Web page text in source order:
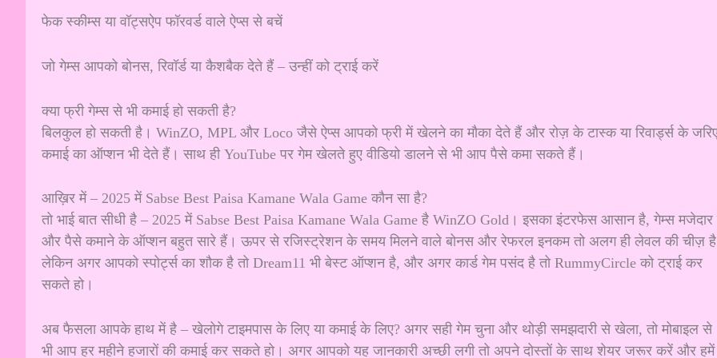
फेक स्कीम्स या वॉट्सऐप फॉरवर्ड वाले ऐप्स से बचें
जो गेम्स आपको बोनस, रिवॉर्ड या कैशबैक देते हैं – उन्हीं को ट्राई करें
क्या फ्री गेम्स से भी कमाई हो सकती है?
बिलकुल हो सकती है। WinZO, MPL और Loco जैसे ऐप्स आपको फ्री में खेलने का मौका देते हैं और रोज़ के टास्क या रिवार्ड्स के
कमाई का ऑप्शन भी देते हैं। साथ ही YouTube पर गेम खेलते हुए वीडियो डालने से भी आप पैसे कमा सकते हैं।
आख़िर में – 2025 में Sabse Best Paisa Kamane Wala Game कौन सा है?
तो भाई बात सीधी है – 2025 में Sabse Best Paisa Kamane Wala Game है WinZO Gold। इसका इंटरफेस आसान है, गेम्स मजेदार
और पैसे कमाने के ऑप्शन बहुत सारे हैं। ऊपर से रजिस्ट्रेशन के समय मिलने वाले बोनस और रेफरल इनकम तो अलग ही लेवल की चीज़
लेकिन अगर आपको स्पोर्ट्स का शौक है तो Dream11 भी बेस्ट ऑप्शन है, और अगर कार्ड गेम पसंद है तो RummyCircle को ट्राई कर
सकते हो।
अब फैसला आपके हाथ में है – खेलोगे टाइमपास के लिए या कमाई के लिए? अगर सही गेम चुना और थोड़ी समझदारी से खेला, तो मोबाइल से
भी आप हर महीने हजारों की कमाई कर सकते हो। अगर आपको यह जानकारी अच्छी लगी तो अपने दोस्तों के साथ शेयर जरूर करें और हमें